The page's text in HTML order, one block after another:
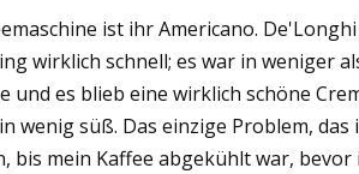
ist ihr Americano.
wirklich schnell; es war in weniger
es blieb eine wirklich schöne
wenig süß. Das einzige Problem, das
bis mein Kaffee abgekühlt war,